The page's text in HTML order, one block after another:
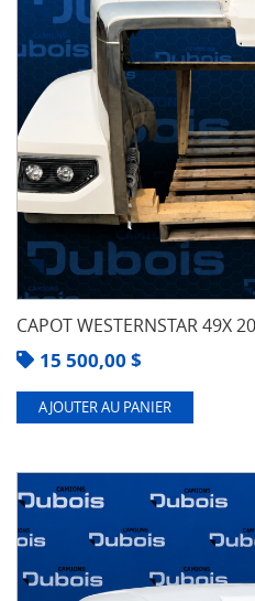
CAPOT WESTERNSTAR 49X
15 500,00 $
AJOUTER AU PANIER